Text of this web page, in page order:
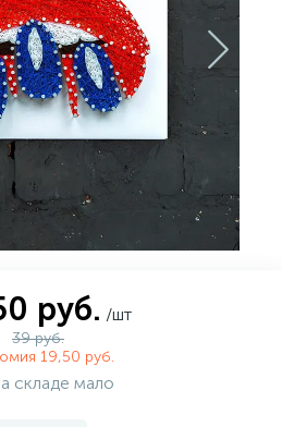
руб. /шт
39 руб.
19,50 руб.
складе мало